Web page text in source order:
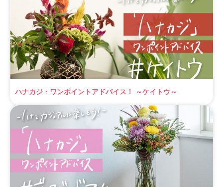
ハナカジ・ワンポイントアドバイス！ ～ケイトウ～